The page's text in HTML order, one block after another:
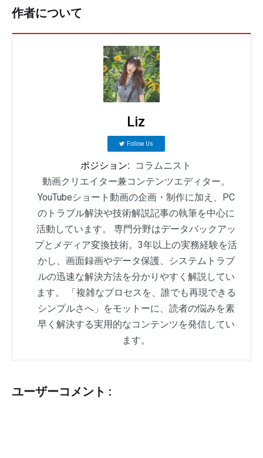
作者について
Liz
Follow Us
ポジション:
コラムニスト
動画クリエイター兼コンテンツエディター。
YouTubeショート動画の企画・制作に加え、PC
のトラブル解決や技術解説記事の執筆を中心に
活動しています。 専門分野はデータバックアッ
プとメディア変換技術。3年以上の実務経験を活
かし、画面録画やデータ保護、システムトラブ
ルの迅速な解決方法を分かりやすく解説してい
ます。 「複雑なプロセスを、誰でも再現できる
シンプルさへ」をモットーに、読者の悩みを素
早く解決する実用的なコンテンツを発信してい
ます。
ユーザーコメント :